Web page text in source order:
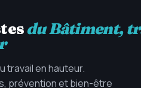
du Bâtiment,
travail en hauteur.
prévention et bien-être